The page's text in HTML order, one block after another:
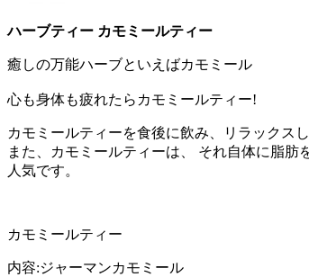
ハーブティー カモミールティー
癒しの万能ハーブといえばカモミール
心も身体も疲れたらカモミールティー!
カモミールティーを食後に飲み、リラックス
また、カモミールティーは、 それ自体に脂
人気です。
カモミールティー
内容:ジャーマンカモミール